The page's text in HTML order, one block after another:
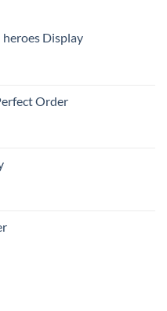
heroes Display
Order